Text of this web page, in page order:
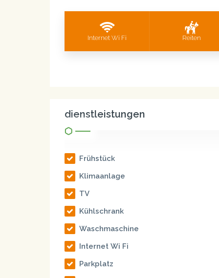
Internet Wi Fi Reiten
dienstleistungen
Frühstück
Klimaanlage
TV
Kühlschrank
Waschmaschine
Internet Wi Fi
Parkplatz